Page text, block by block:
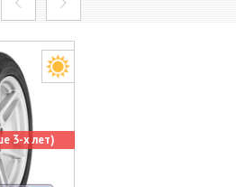
3-х лет)